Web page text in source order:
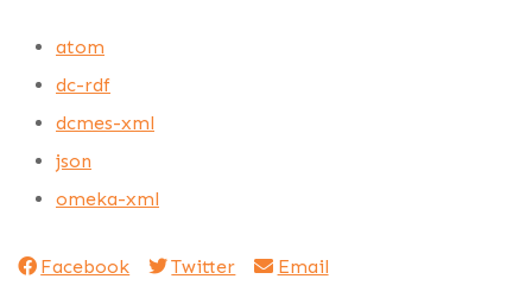
atom
dc-rdf
dcmes-xml
json
omeka-xml
Facebook Twitter Email